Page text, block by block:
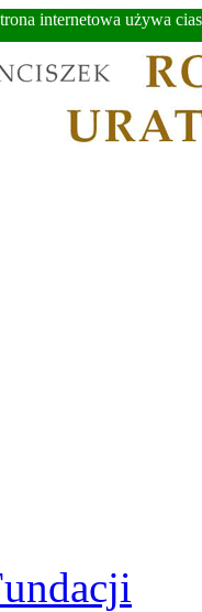
internetowa używa